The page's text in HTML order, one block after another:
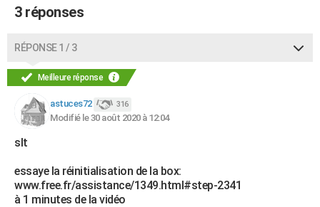
Dictionnaire
Biographies
Citations
Expressions
Proverbes
PROGRAMME TV
COPAINS D'AVANT
S'inscrire
Se connecter
Lycées
Collèges
Primaires
Universités
Entreprises
Service militaire
Avis de recherche
AVIS DE DÉCÈS
FORUM
3 réponses
RÉPONSE 1 / 3
Meilleure réponse
astuces72 316
Modifié le 30 août 2020 à 12:04
slt
essaye la réinitialisation de la box:
www.free.fr/assistance/1349.html#step-2341
à 1 minutes de la vidéo